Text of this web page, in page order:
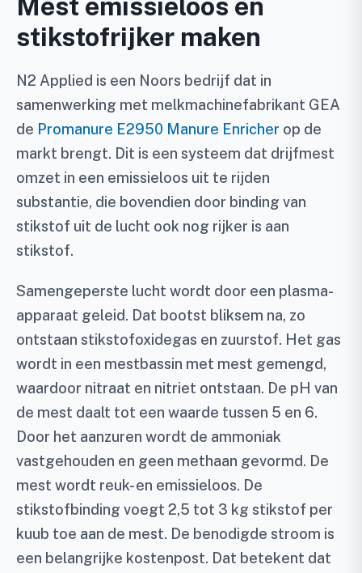
Mest emissieloos en
stikstofrijker maken
N2 Applied is een Noors bedrijf dat in
samenwerking met melkmachinefabrikant GEA
de Promanure E2950 Manure Enricher op de
markt brengt. Dit is een systeem dat drijfmest
omzet in een emissieloos uit te rijden
substantie, die bovendien door binding van
stikstof uit de lucht ook nog rijker is aan
stikstof.
Samengeperste lucht wordt door een plasma-
apparaat geleid. Dat bootst bliksem na, zo
ontstaan stikstofoxidegas en zuurstof. Het gas
wordt in een mestbassin met mest gemengd,
waardoor nitraat en nitriet ontstaan. De pH van
de mest daalt tot een waarde tussen 5 en 6.
Door het aanzuren wordt de ammoniak
vastgehouden en geen methaan gevormd. De
mest wordt reuk- en emissieloos. De
stikstofbinding voegt 2,5 tot 3 kg stikstof per
kuub toe aan de mest. De benodigde stroom is
een belangrijke kostenpost. Dat betekent dat